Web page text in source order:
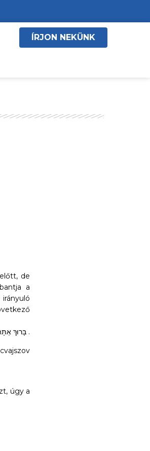
ÍRJON NEKÜNK
de
a
בָּרוּךְ אַתָּה ה’ אֱלֹהֵינוּ מֶלֶךְ הָעוֹלָם, אֲשֶׁר קִדְּשָׁנוּ בְּמִצְוֹתָיו וְצִוָּנוּ לְהַדְלִיק נֵר שֶׁל שַׁבָּת .
úgy a